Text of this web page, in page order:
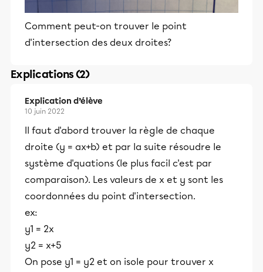
Comment peut-on trouver le point
d'intersection des deux droites?
Explications (2)
Explication d’élève
10 juin 2022
Il faut d'abord trouver la règle de chaque
droite (y = ax+b) et par la suite résoudre le
système d'quations (le plus facil c'est par
comparaison). Les valeurs de x et y sont les
coordonnées du point d'intersection.
ex:
y1 = 2x
y2 = x+5
On pose y1 = y2 et on isole pour trouver x